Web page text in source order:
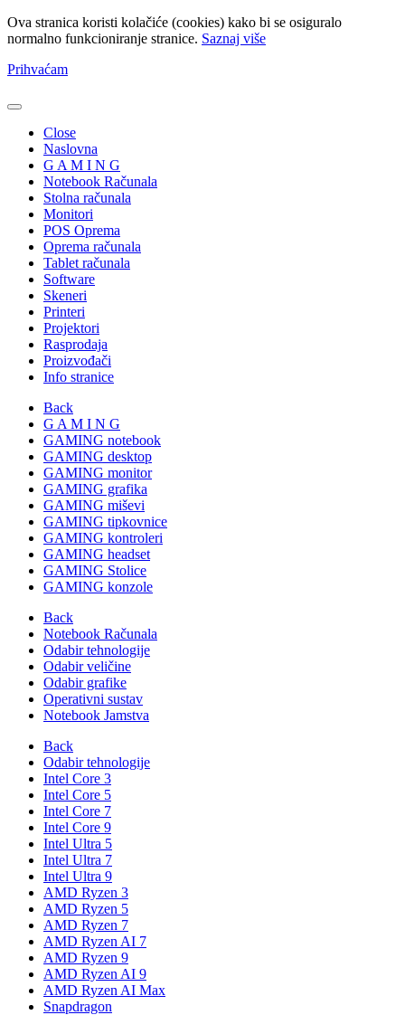
Ova stranica koristi kolačiće (cookies) kako bi se osiguralo
normalno funkcioniranje stranice. Saznaj više
Prihvaćam
Close
Naslovna
G A M I N G
Notebook Računala
Stolna računala
Monitori
POS Oprema
Oprema računala
Tablet računala
Software
Skeneri
Printeri
Projektori
Rasprodaja
Proizvođači
Info stranice
Back
G A M I N G
GAMING notebook
GAMING desktop
GAMING monitor
GAMING grafika
GAMING miševi
GAMING tipkovnice
GAMING kontroleri
GAMING headset
GAMING Stolice
GAMING konzole
Back
Notebook Računala
Odabir tehnologije
Odabir veličine
Odabir grafike
Operativni sustav
Notebook Jamstva
Back
Odabir tehnologije
Intel Core 3
Intel Core 5
Intel Core 7
Intel Core 9
Intel Ultra 5
Intel Ultra 7
Intel Ultra 9
AMD Ryzen 3
AMD Ryzen 5
AMD Ryzen 7
AMD Ryzen AI 7
AMD Ryzen 9
AMD Ryzen AI 9
AMD Ryzen AI Max
Snapdragon